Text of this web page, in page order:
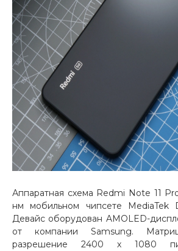
Подробнее
об оплате Плайтом
недели
Остались вопросы?
8 800 302-02-
plait.ru
Аппаратная схема Redmi Note 11
нм мобильном чипсете MediaTek
Девайс оборудован AMOLED-
от компании Samsung.
разрешение 2400 х 1080